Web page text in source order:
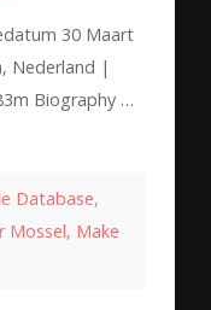
30 Maart
Nederland |
Biography …
Database,
Mossel, Make